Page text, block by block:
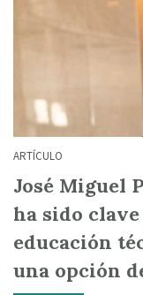
ARTÍCULO
José Miguel
ha sido
educación
una opción